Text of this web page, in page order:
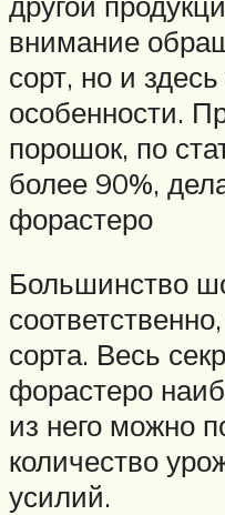
внимание
сорт, но и
особенности.
порошок, по
более 90%,
форастеро
Большинство
сорта. Весь
форастеро
из него можно
количество
усилий.